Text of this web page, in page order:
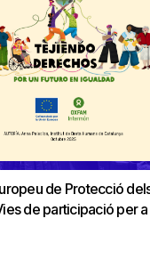
de Protecció
de participació per